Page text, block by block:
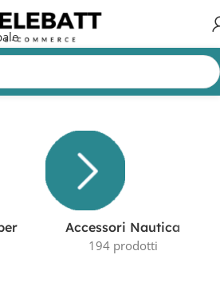
6V”Visualizzazione di 7 risultati
Accessori Nautica
194 prodotti